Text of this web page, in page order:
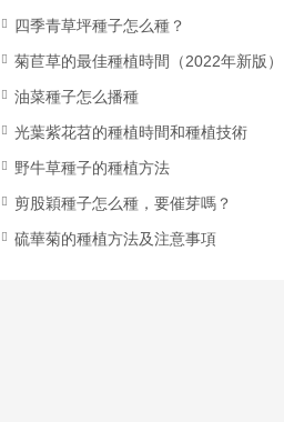
四季青草坪種子怎么種？
菊苣草的最佳種植時間（2022年新版）
油菜種子怎么播種
光葉紫花苕的種植時間和種植技術
野牛草種子的種植方法
剪股穎種子怎么種，要催芽嗎？
硫華菊的種植方法及注意事項